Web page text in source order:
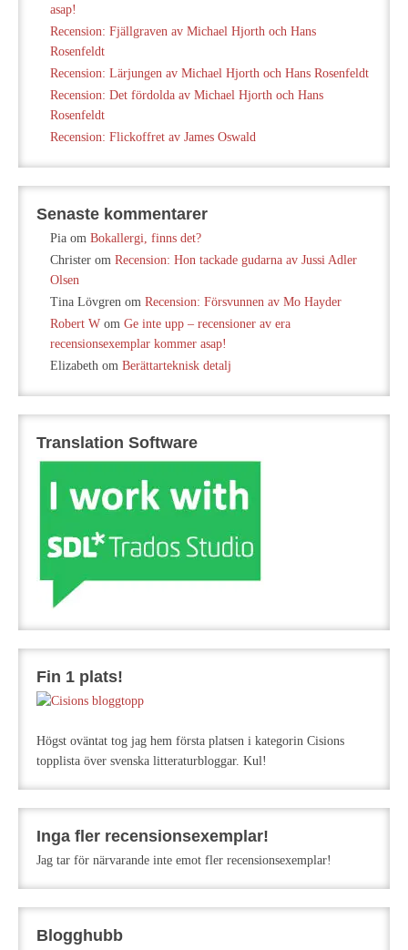
asap!
Recension: Fjällgraven av Michael Hjorth och Hans
Rosenfeldt
Recension: Lärjungen av Michael Hjorth och Hans Rosenfeldt
Recension: Det fördolda av Michael Hjorth och Hans
Rosenfeldt
Recension: Flickoffret av James Oswald
Senaste kommentarer
Pia om Bokallergi, finns det?
Christer om Recension: Hon tackade gudarna av Jussi Adler
Olsen
Tina Lövgren om Recension: Försvunnen av Mo Hayder
Robert W om Ge inte upp – recensioner av era
recensionsexemplar kommer asap!
Elizabeth om Berättarteknisk detalj
Translation Software
Fin 1 plats!
Högst oväntat tog jag hem första platsen i kategorin Cisions
topplista över svenska litteraturbloggar. Kul!
Inga fler recensionsexemplar!
Jag tar för närvarande inte emot fler recensionsexemplar!
Blogghubb